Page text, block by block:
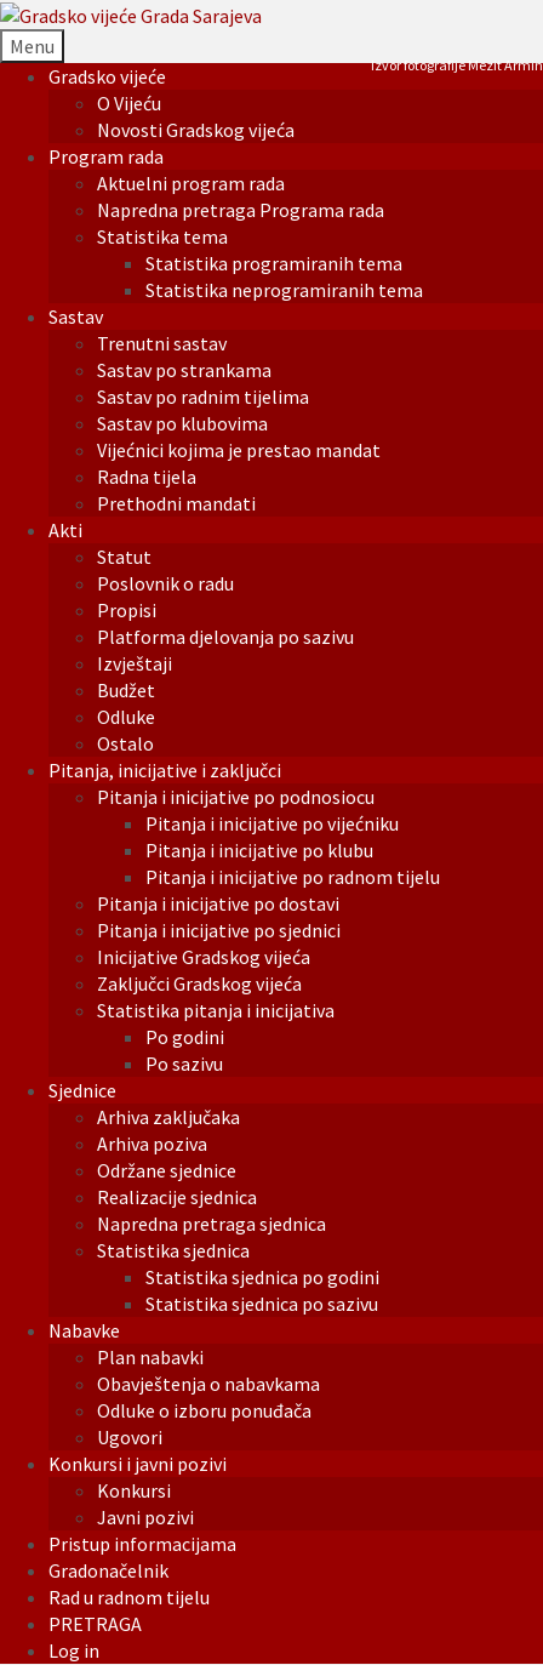
Menu
Gradsko vijeće
O Vijeću
Novosti Gradskog vijeća
Program rada
Aktuelni program rada
Napredna pretraga Programa rada
Statistika tema
Statistika programiranih tema
Statistika neprogramiranih tema
Sastav
Trenutni sastav
Sastav po strankama
Sastav po radnim tijelima
Sastav po klubovima
Vijećnici kojima je prestao mandat
Radna tijela
Prethodni mandati
Akti
Statut
Poslovnik o radu
Propisi
Platforma djelovanja po sazivu
Izvještaji
Budžet
Odluke
Ostalo
Pitanja, inicijative i zaključci
Pitanja i inicijative po podnosiocu
Pitanja i inicijative po vijećniku
Pitanja i inicijative po klubu
Pitanja i inicijative po radnom tijelu
Pitanja i inicijative po dostavi
Pitanja i inicijative po sjednici
Inicijative Gradskog vijeća
Zaključci Gradskog vijeća
Statistika pitanja i inicijativa
Po godini
Po sazivu
Sjednice
Arhiva zaključaka
Arhiva poziva
Održane sjednice
Realizacije sjednica
Napredna pretraga sjednica
Statistika sjednica
Statistika sjednica po godini
Statistika sjednica po sazivu
Nabavke
Plan nabavki
Obavještenja o nabavkama
Odluke o izboru ponuđača
Ugovori
Konkursi i javni pozivi
Konkursi
Javni pozivi
Pristup informacijama
Gradonačelnik
Rad u radnom tijelu
PRETRAGA
Log in
Izvor fotografije Mezit Armin